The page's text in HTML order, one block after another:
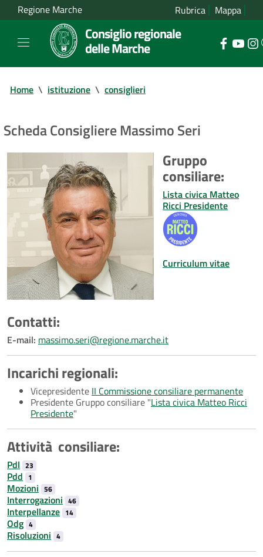
Regione Marche Rubrica Mappa
Consiglio regionale
delle Marche
Home \ istituzione \ consiglieri
Scheda Consigliere Massimo Seri
Gruppo
consiliare:
Lista civica Matteo
Ricci Presidente
Curriculum vitae
Contatti:
E-mail: massimo.seri@regione.marche.it
Incarichi regionali:
Vicepresidente II Commissione consiliare permanente
Presidente Gruppo consiliare "Lista civica Matteo Ricci
Presidente"
Attività consiliare:
Pdl 23
Pdd 1
Mozioni 56
Interrogazioni 46
Interpellanze 14
Odg 4
Risoluzioni 4